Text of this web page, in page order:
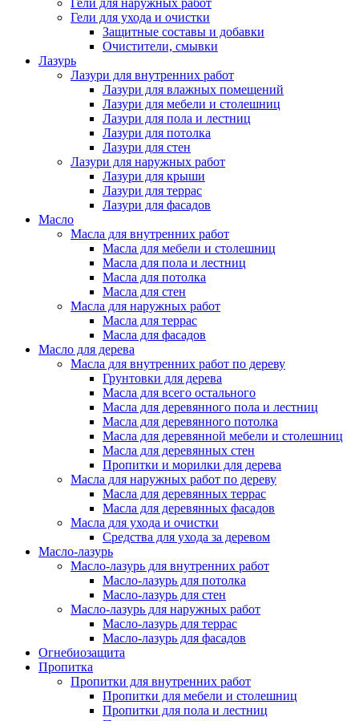
Гели для наружных работ
Гели для ухода и очистки
Защитные составы и добавки
Очистители, смывки
Лазурь
Лазури для внутренних работ
Лазури для влажных помещений
Лазури для мебели и столешниц
Лазури для пола и лестниц
Лазури для потолка
Лазури для стен
Лазури для наружных работ
Лазури для крыши
Лазури для террас
Лазури для фасадов
Масло
Масла для внутренних работ
Масла для мебели и столешниц
Масла для пола и лестниц
Масла для потолка
Масла для стен
Масла для наружных работ
Масла для террас
Масла для фасадов
Масло для дерева
Масла для внутренних работ по дереву
Грунтовки для дерева
Масла для всего остального
Масла для деревянного пола и лестниц
Масла для деревянного потолка
Масла для деревянной мебели и столешниц
Масла для деревянных стен
Пропитки и морилки для дерева
Масла для наружных работ по дереву
Масла для деревянных террас
Масла для деревянных фасадов
Масла для ухода и очистки
Средства для ухода за деревом
Масло-лазурь
Масло-лазурь для внутренних работ
Масло-лазурь для потолка
Масло-лазурь для стен
Масло-лазурь для наружных работ
Масло-лазурь для террас
Масло-лазурь для фасадов
Огнебиозащита
Пропитка
Пропитки для внутренних работ
Пропитки для мебели и столешниц
Пропитки для пола и лестниц